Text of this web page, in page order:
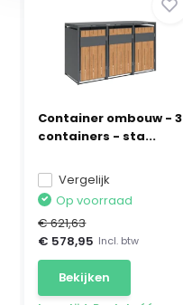
Container ombouw - 3
containers - sta...
Vergelijk
Op voorraad
€ 621,63
€ 578,95 Incl. btw
Bekijken